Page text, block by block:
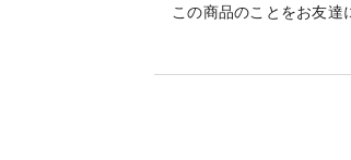
ち寄せてきます。これ
かったごみを取り除く
この商品のことをお友達